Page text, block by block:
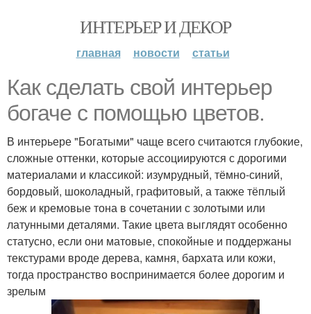
ИНТЕРЬЕР И ДЕКОР
главная новости статьи
Как сделать свой интерьер
богаче с помощью цветов.
В интерьере "Богатыми" чаще всего считаются глубокие,
сложные оттенки, которые ассоциируются с дорогими
материалами и классикой: изумрудный, тёмно-синий,
бордовый, шоколадный, графитовый, а также тёплый
беж и кремовые тона в сочетании с золотыми или
латунными деталями. Такие цвета выглядят особенно
статусно, если они матовые, спокойные и поддержаны
текстурами вроде дерева, камня, бархата или кожи,
тогда пространство воспринимается более дорогим и
зрелым